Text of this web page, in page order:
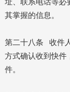
址、联系电话等必
其掌握的信息。
第二十八条 收件
方式确认收到快件
件。